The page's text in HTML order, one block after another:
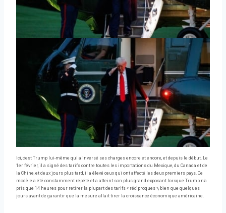
Ici, c'est Trump lui-même qui a inversé ses charges encore et encore, et depuis le début. Le
1er février, il a signé des tarifs contre toutes les importations du Mexique, du Canada et de
la Chine, et deux jours plus tard, il a élevé ceux qui ont affecté les deux premiers pays. Ce
modèle a été constamment répété et a atteint son plus grand exposant lorsque Trump n'a
pris que 14 heures pour retirer la plupart des tarifs « réciproques », bien que quelques
jours avant de garantir que la mesure allait tirer la croissance économique américaine.